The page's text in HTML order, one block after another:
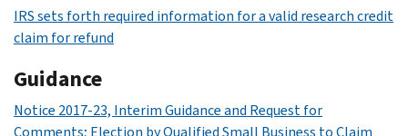
IRS sets forth required information for a valid research credit
claim for refund
Guidance
Notice 2017-23, Interim Guidance and Request for
Comments; Election by Qualified Small Business to Claim